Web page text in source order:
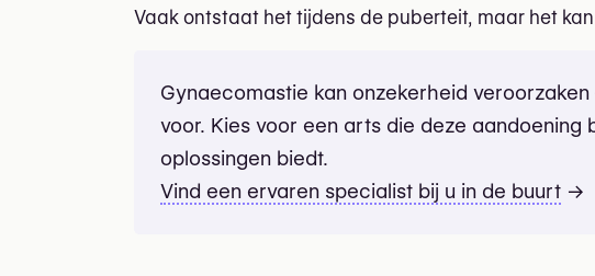
Vaak ontstaat het tijdens de puberteit, maar het
Gynaecomastie kan onzekerheid
voor. Kies voor een arts die deze
oplossingen biedt.
Vind een ervaren specialist bij u in de buurt →